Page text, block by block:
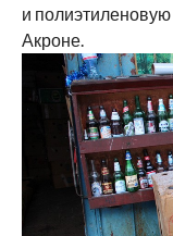
и
Акроне.